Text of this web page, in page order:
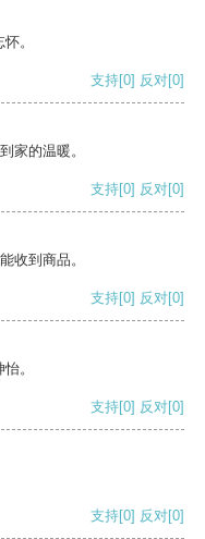
。
支持[0] 反对[0]
家的温暖。
支持[0] 反对[0]
收到商品。
支持[0] 反对[0]
。
支持[0] 反对[0]
支持[0] 反对[0]